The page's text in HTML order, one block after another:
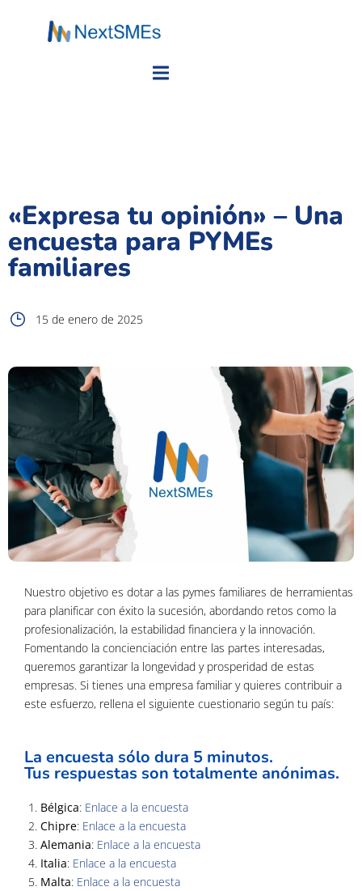
«Expresa tu opinión» – Una
encuesta para PYMEs
familiares
15 de enero de 2025
Nuestro objetivo es dotar a las pymes familiares de herramientas
para planificar con éxito la sucesión, abordando retos como la
profesionalización, la estabilidad financiera y la innovación.
Fomentando la concienciación entre las partes interesadas,
queremos garantizar la longevidad y prosperidad de estas
empresas. Si tienes una empresa familiar y quieres contribuir a
este esfuerzo, rellena el siguiente cuestionario según tu país:
La encuesta sólo dura 5 minutos.
Tus respuestas son totalmente anónimas.
Bélgica: Enlace a la encuesta
Chipre: Enlace a la encuesta
Alemania: Enlace a la encuesta
Italia: Enlace a la encuesta
Malta: Enlace a la encuesta